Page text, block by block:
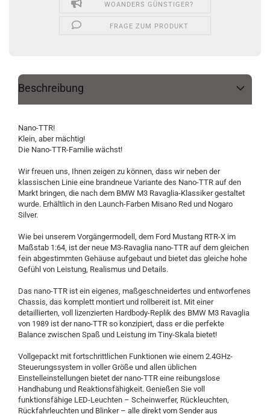
WOANDERS GÜNSTIGER?
FRAGE ZUM PRODUKT
Beschreibung
Nano-TTR!
Klein, aber mächtig!
Die Nano-TTR-Familie wächst!
Wir freuen uns, Ihnen zeigen zu können, dass wir neben der
klassischen Linie eine brandneue Variante des Nano-TTR auf den
Markt bringen, die nach dem BMW M3 Ravaglia-Klassiker gestaltet
wurde. Erhältlich in den Launch-Farben Misano Red und Nogaro
Silver.
Wie bei unserem Vorgängermodell, dem Ford Mustang RTR-X im
Maßstab 1:64, ist der neue M3-Ravaglia nano-TTR auf dem gleichen
fein abgestimmten Gehäuse aufgebaut und bietet das gleiche hohe
Gefühl von Leistung, Realismus und Details.
Das nano-TTR ist ein eigenes, maßgeschneidertes und entworfenes
Chassis, das komplett montiert und rollbereit ist. Mit einer
detaillierten, voll lizenzierten Hardbody-Replik des BMW M3 Ravaglia
von 1989 ist der nano-TTR so konzipiert, dass er die perfekte
Balance zwischen Spaß und Leistung im Tiny-Skala bietet!
Vollgepackt mit fortschrittlichen Funktionen wie einem 2.4GHz-
Steuerungssystem in voller Größe und allen üblichen
Einstelleinstellungen bietet der nano-TTR eine reibungslose
Handhabung und Reaktionsfähigkeit. Genießen Sie voll
funktionsfähige LED-Leuchten – Scheinwerfer, Rückleuchten,
Rückfahrleuchten und Blinker – alle direkt vom Sender aus